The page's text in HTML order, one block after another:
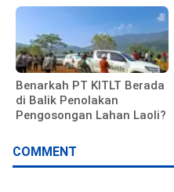
Benarkah PT KITLT Berada
di Balik Penolakan
Pengosongan Lahan Laoli?
COMMENT